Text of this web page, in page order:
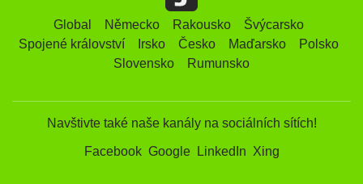
Global Německo Rakousko
Švýcarsko
Spojené království
Irsko Česko Maďarsko
Polsko
Slovensko
Rumunsko
Navštivte také naše kanály na sociálních sítích!
Facebook Google LinkedIn Xing